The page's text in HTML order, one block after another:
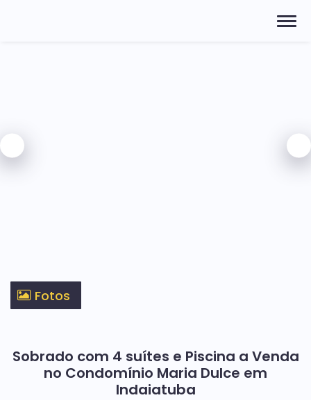
Fotos
Sobrado com 4 suítes e Piscina a Venda
no Condomínio Maria Dulce em
Indaiatuba